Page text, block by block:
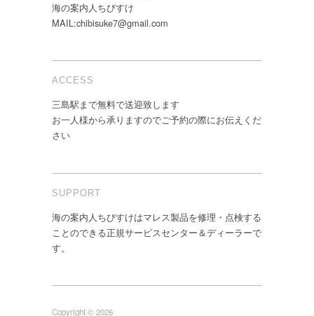
海の案内人ちびすけ
MAIL:chibisuke7@gmail.com
ACCESS
三島駅まで無料で送迎致します
お一人様から承りますのでご予約の際にお伝えくだ
さい
SUPPORT
海の案内人ちびすけはマレス製品を修理・点検する
ことのできる正規サービスセンター＆ディーラーで
す。
Copyright © 2026